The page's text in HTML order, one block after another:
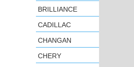
BRILLIANCE
CADILLAC
CHANGAN
CHERY